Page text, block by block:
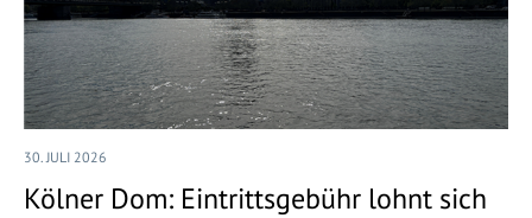
30. JULI 2026
Kölner Dom: Eintrittsgebühr lohnt sich